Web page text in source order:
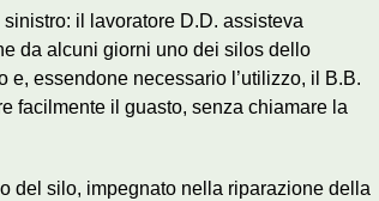
il lavoratore D.D. assisteva
da alcuni giorni uno dei silos dello
essendone necessario l’utilizzo, il B.B.
facilmente il guasto, senza chiamare la
del silo, impegnato nella riparazione della